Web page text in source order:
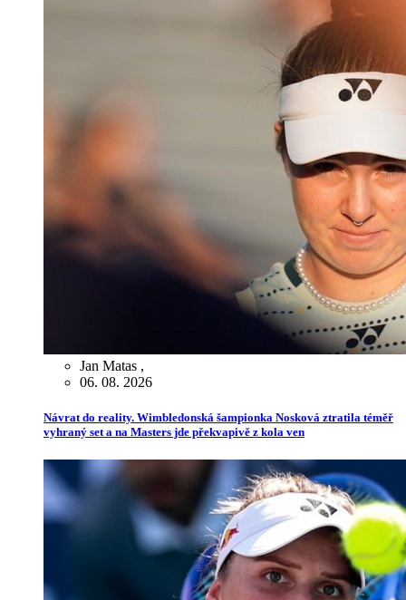
Jan Matas ,
06. 08. 2026
Návrat do reality. Wimbledonská šampionka Nosková ztratila téměř
vyhraný set a na Masters jde překvapivě z kola ven